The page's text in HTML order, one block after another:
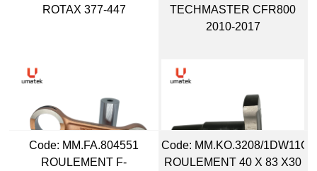
ROTAX 377-447
TECHMASTER CFR800
2010-2017
Code: MM.FA.804551
ROULEMENT F-
Code: MM.KO.3208/
ROULEMENT 40 X 83 X30